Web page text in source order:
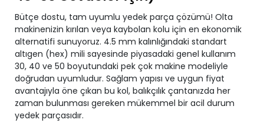
Bütçe dostu, tam uyumlu yedek parça çözümü! Olta
makinenizin kırılan veya kaybolan kolu için en ekonomik
alternatifi sunuyoruz. 4.5 mm kalınlığındaki standart
altıgen (hex) mili sayesinde piyasadaki genel kullanım
30, 40 ve 50 boyutundaki pek çok makine modeliyle
doğrudan uyumludur. Sağlam yapısı ve uygun fiyat
avantajıyla öne çıkan bu kol, balıkçılık çantanızda her
zaman bulunması gereken mükemmel bir acil durum
yedek parçasıdır.